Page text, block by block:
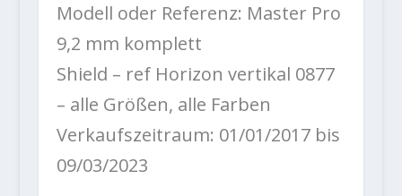
Modell oder Referenz: Master Pro
9,2 mm komplett
Shield – ref Horizon vertikal 0877
– alle Größen, alle Farben
Verkaufszeitraum: 01/01/2017 bis
09/03/2023